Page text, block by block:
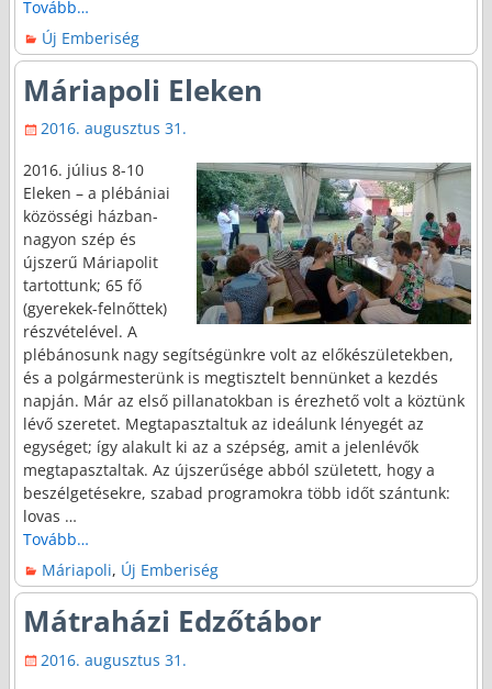
Tovább…
Új Emberiség
Máriapoli Eleken
2016. augusztus 31.
2016. július 8-10
Eleken – a plébániai
közösségi házban-
nagyon szép és
újszerű Máriapolit
tartottunk; 65 fő
(gyerekek-felnőttek)
részvételével. A
plébánosunk nagy segítségünkre volt az előkészületekben,
és a polgármesterünk is megtisztelt bennünket a kezdés
napján. Már az első pillanatokban is érezhető volt a köztünk
lévő szeretet. Megtapasztaltuk az ideálunk lényegét az
egységet; így alakult ki az a szépség, amit a jelenlévők
megtapasztaltak. Az újszerűsége abból született, hogy a
beszélgetésekre, szabad programokra több időt szántunk:
lovas …
Tovább…
Máriapoli, Új Emberiség
Mátraházi Edzőtábor
2016. augusztus 31.